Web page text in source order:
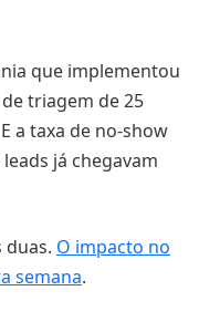
que implementou
triagem de 25
a taxa de no-show
já chegavam
duas. O impacto no
semana.